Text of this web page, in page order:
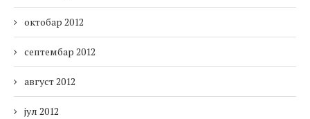
октобар 2012
септембар 2012
август 2012
јул 2012